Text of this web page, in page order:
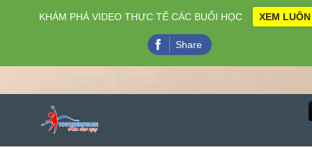
KHÁM PHÁ VIDEO THỰC TẾ CÁC BUỔI HỌC XEM LUÔN
Share